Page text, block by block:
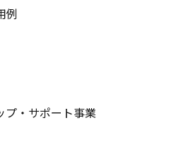
例
・サポート事業